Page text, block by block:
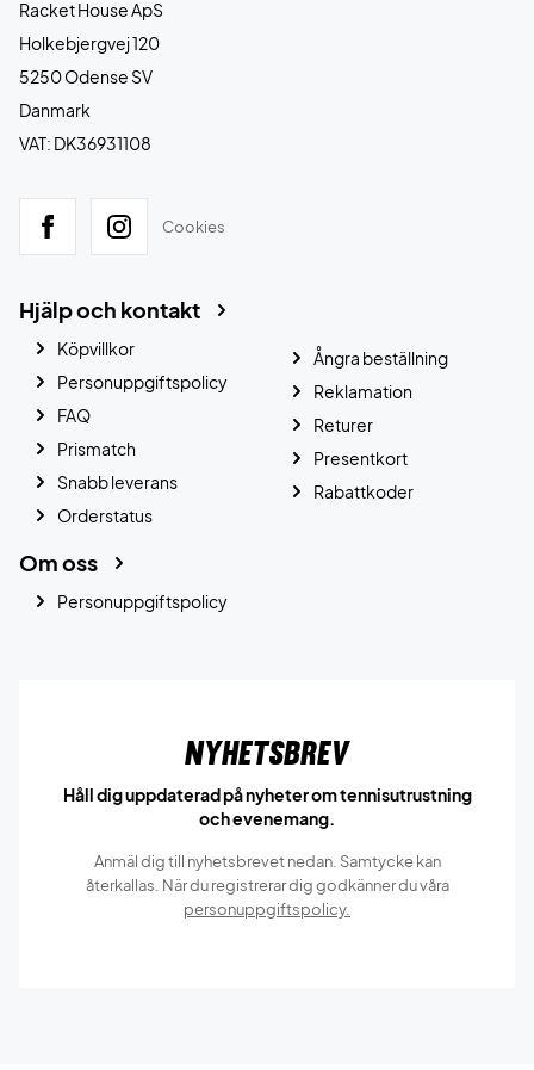
Racket House ApS
Holkebjergvej 120
5250 Odense SV
Danmark
VAT: DK36931108
Cookies
Hjälp och kontakt
Köpvillkor
Personuppgiftspolicy
FAQ
Prismatch
Snabb leverans
Orderstatus
Ångra beställning
Reklamation
Returer
Presentkort
Rabattkoder
Om oss
Personuppgiftspolicy
Nyhetsbrev
Håll dig uppdaterad på nyheter om tennisutrustning
och evenemang.
Anmäl dig till nyhetsbrevet nedan. Samtycke kan
återkallas. När du registrerar dig godkänner du våra
personuppgiftspolicy.